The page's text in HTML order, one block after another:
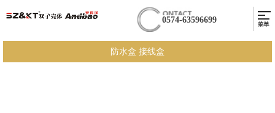
0574-63596699
防水盒 接线盒